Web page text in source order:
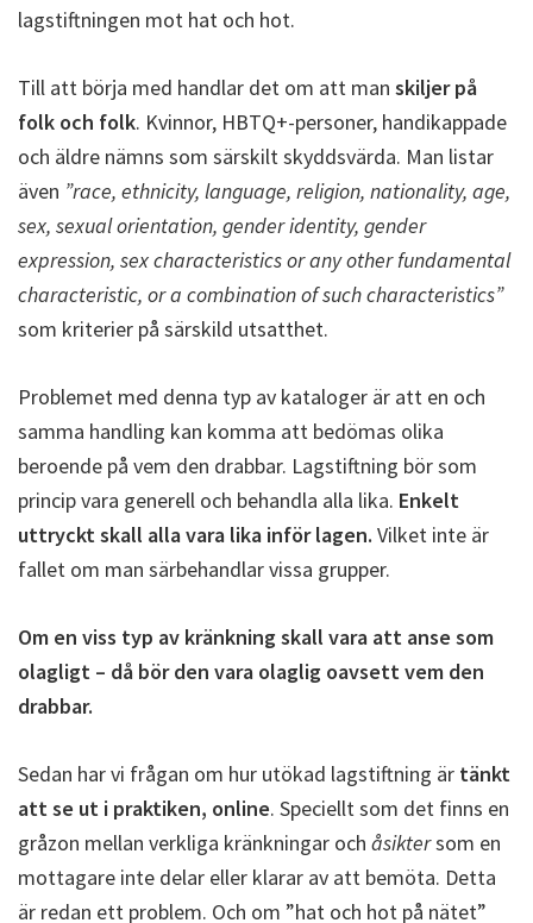
lagstiftningen mot hat och hot.
Till att börja med handlar det om att man skiljer på
folk och folk. Kvinnor, HBTQ+-personer, handikappade
och äldre nämns som särskilt skyddsvärda. Man listar
även ”race, ethnicity, language, religion, nationality, age,
sex, sexual orientation, gender identity, gender
expression, sex characteristics or any other fundamental
characteristic, or a combination of such characteristics”
som kriterier på särskild utsatthet.
Problemet med denna typ av kataloger är att en och
samma handling kan komma att bedömas olika
beroende på vem den drabbar. Lagstiftning bör som
princip vara generell och behandla alla lika. Enkelt
uttryckt skall alla vara lika inför lagen. Vilket inte är
fallet om man särbehandlar vissa grupper.
Om en viss typ av kränkning skall vara att anse som
olagligt – då bör den vara olaglig oavsett vem den
drabbar.
Sedan har vi frågan om hur utökad lagstiftning är tänkt
att se ut i praktiken, online. Speciellt som det finns en
gråzon mellan verkliga kränkningar och åsiktersom en
mottagare inte delar eller klarar av att bemöta. Detta
är redan ett problem. Och om ”hat och hot på nätet”